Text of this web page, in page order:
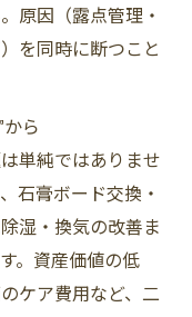
原因（露点管理・
を同時に断つこと
ら
単純ではありませ
石膏ボード交換・
湿・換気の改善ま
。資産価値の低
ケア費用など、二